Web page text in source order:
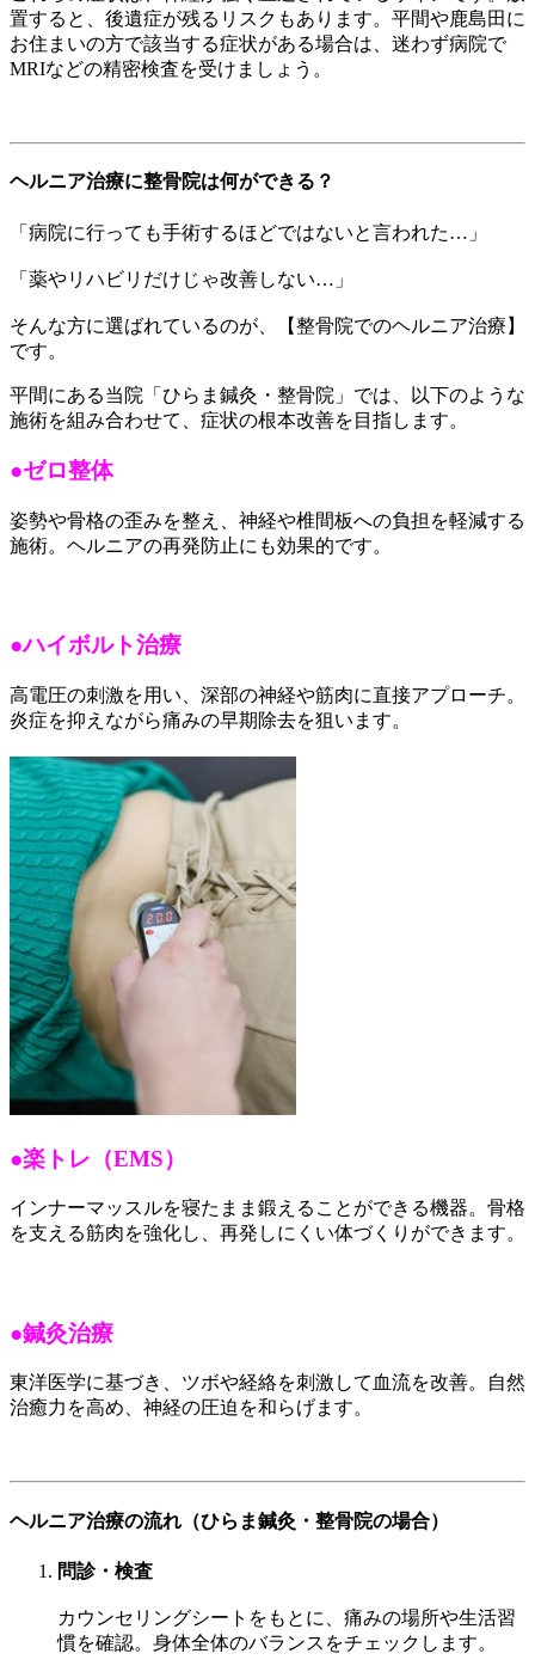
置すると、後遺症が残るリスクもあります。平間や鹿島田に
お住まいの方で該当する症状がある場合は、迷わず病院で
MRIなどの精密検査を受けましょう。
ヘルニア治療に整骨院は何ができる？
「病院に行っても手術するほどではないと言われた…」
「薬やリハビリだけじゃ改善しない…」
そんな方に選ばれているのが、【整骨院でのヘルニア治療】
です。
平間にある当院「ひらま鍼灸・整骨院」では、以下のような
施術を組み合わせて、症状の根本改善を目指します。
●ゼロ整体
姿勢や骨格の歪みを整え、神経や椎間板への負担を軽減する
施術。ヘルニアの再発防止にも効果的です。
●ハイボルト治療
高電圧の刺激を用い、深部の神経や筋肉に直接アプローチ。
炎症を抑えながら痛みの早期除去を狙います。
●楽トレ（EMS）
インナーマッスルを寝たまま鍛えることができる機器。骨格
を支える筋肉を強化し、再発しにくい体づくりができます。
●鍼灸治療
東洋医学に基づき、ツボや経絡を刺激して血流を改善。自然
治癒力を高め、神経の圧迫を和らげます。
ヘルニア治療の流れ（ひらま鍼灸・整骨院の場合）
問診・検査
カウンセリングシートをもとに、痛みの場所や生活習
慣を確認。身体全体のバランスをチェックします。